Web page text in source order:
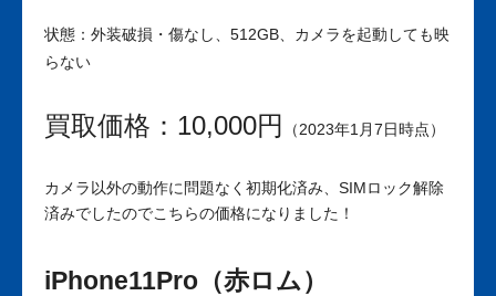
状態：外装破損・傷なし、512GB、カメラを起動しても映
らない
買取価格：10,000円 （2023年1月7日時点）
カメラ以外の動作に問題なく初期化済み、SIMロック解除
済みでしたのでこちらの価格になりました！
iPhone11Pro（赤ロム）